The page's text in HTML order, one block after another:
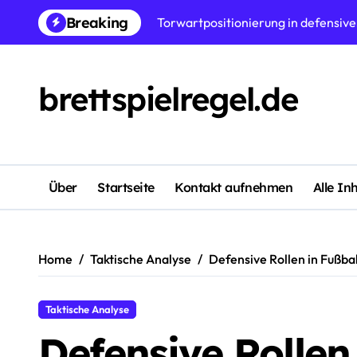
content
Breaking
Übergangsverteidigung in
4-3-2-1 Verteidigungsformation:
Hohe Pressing-Taktiken in
2-3-5 Verteidigungsformation:
3-6-1 Defensivformation:
brettspielregel.de
Über Startseite Kontakt aufnehmen Alle
Home Taktische Analyse Defensive Rollen in
Taktische Analyse